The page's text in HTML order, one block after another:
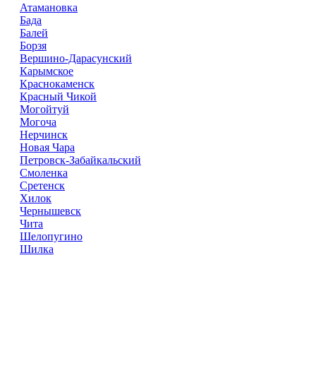
Атамановка
Бада
Балей
Борзя
Вершино-Дарасунский
Карымское
Краснокаменск
Красный Чикой
Могойтуй
Могоча
Нерчинск
Новая Чара
Петровск-Забайкальский
Смоленка
Сретенск
Хилок
Чернышевск
Чита
Шелопугино
Шилка